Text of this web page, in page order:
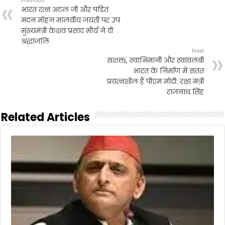
भारत रत्न अटल जी और पंडित
मदन मोहन मालवीय जयंती पर उप
मुख्यमंत्री केशव प्रसाद मौर्य ने दी
श्रद्धांजलि
Next
सशक्त, स्वाभिमानी और स्वावलंबी
भारत के निर्माण में सतत
प्रयत्नशील हैं पीएम मोदी: रक्षा मंत्री
राजनाथ सिंह
Related Articles